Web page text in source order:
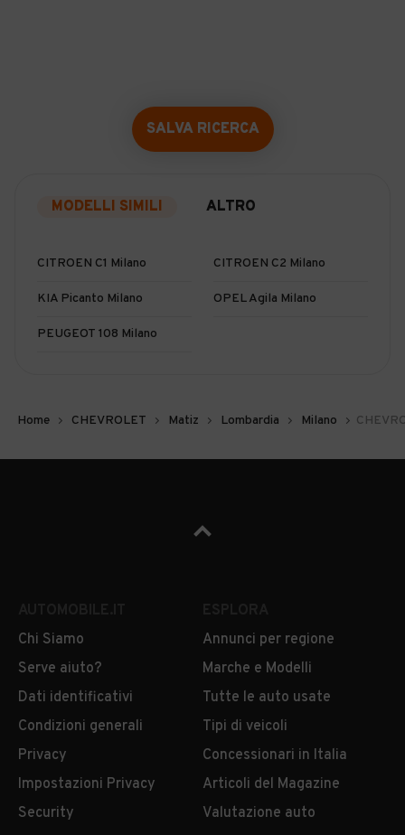
SALVA RICERCA
MODELLI SIMILI ALTRO
CITROEN C1 Milano CITROEN C2 Milano
KIA Picanto Milano OPEL Agila Milano
PEUGEOT 108 Milano
Home CHEVROLET Matiz Lombardia Milano
Chi Siamo
Serve aiuto?
Dati identificativi
Condizioni generali
Privacy
Impostazioni Privacy
Security
Annunci per regione
Marche e Modelli
Tutte le auto usate
Tipi di veicoli
Concessionari in Italia
Articoli del Magazine
Valutazione auto